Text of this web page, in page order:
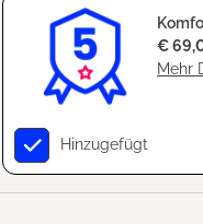
Mehr
€
Hinzugefügt